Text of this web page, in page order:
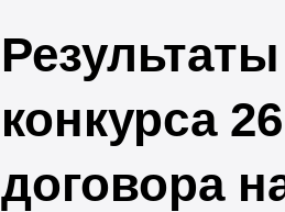
конкурса
договора